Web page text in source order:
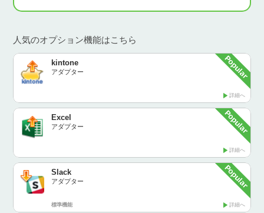
人気のオプション機能はこちら
kintone
アダプター
詳細へ
Excel
アダプター
詳細へ
Slack
アダプター
詳細へ
標準機能